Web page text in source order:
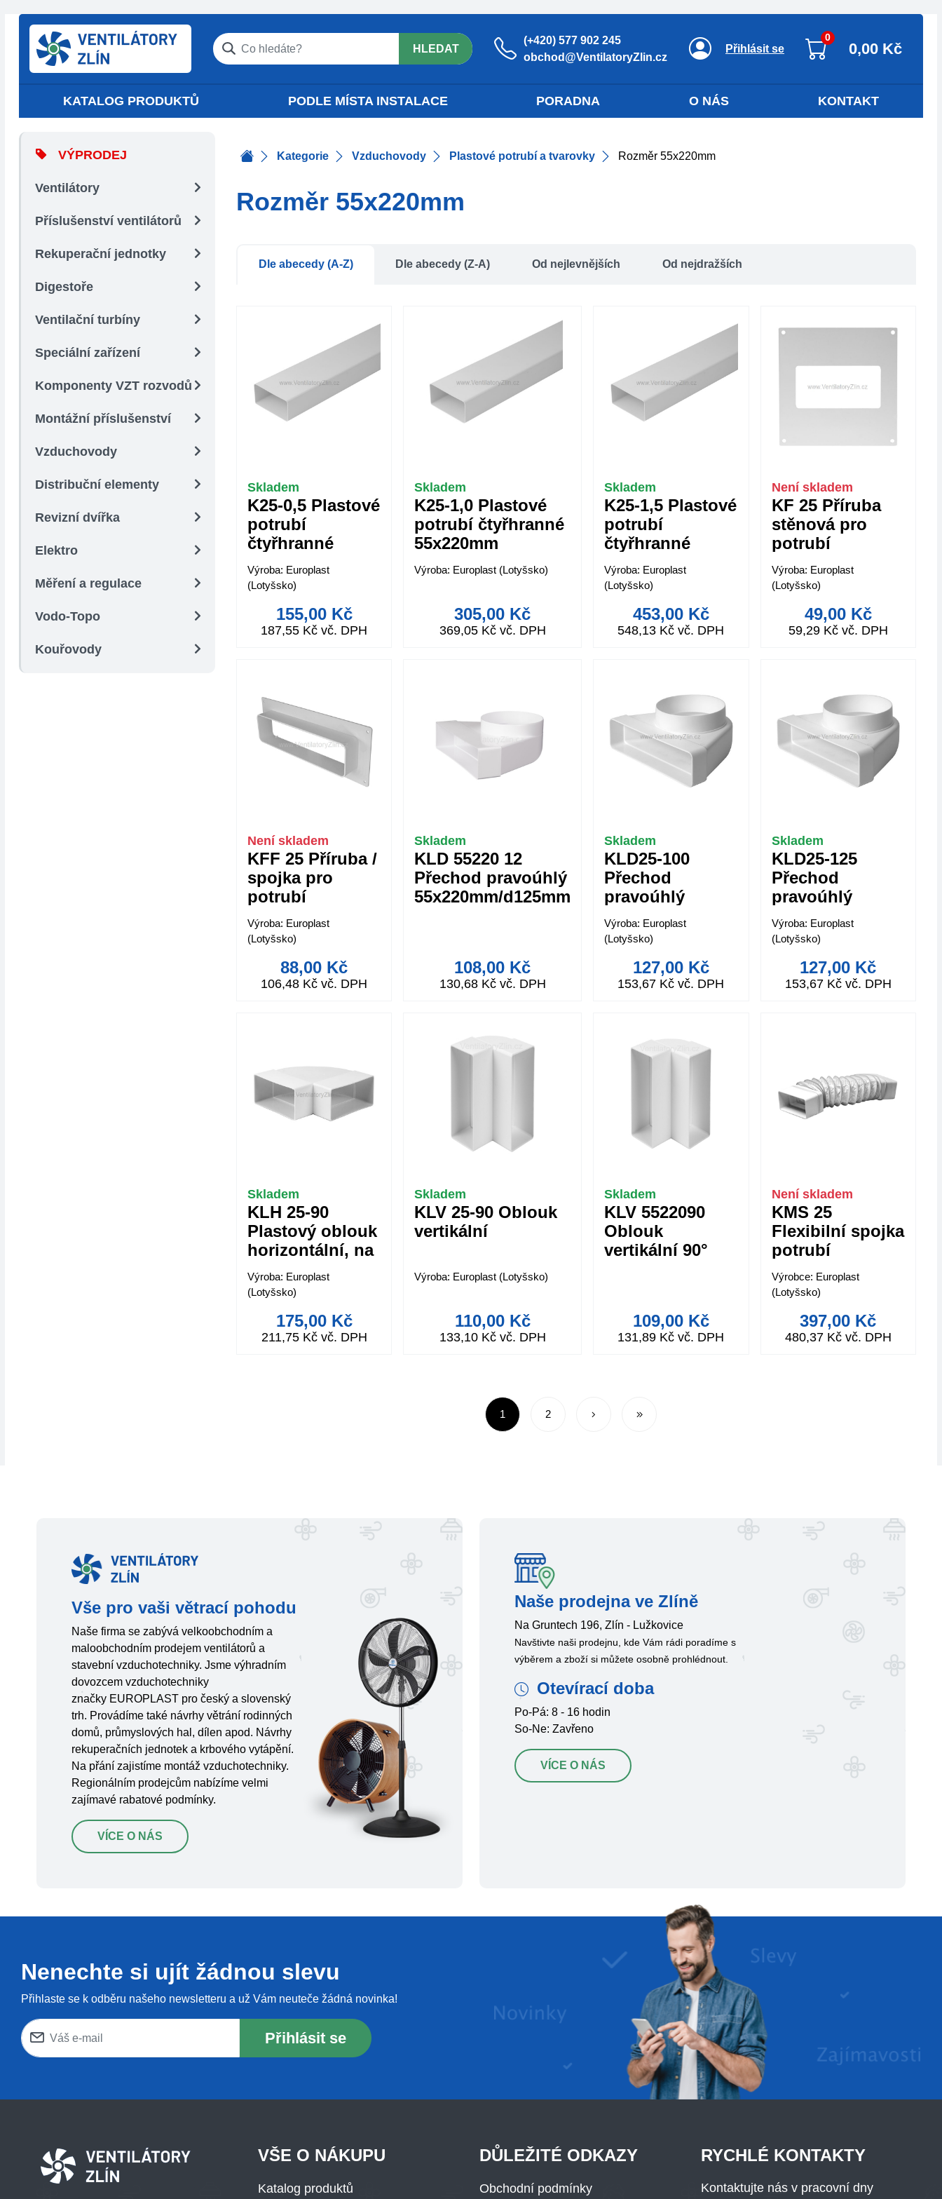
HLEDAT
(+420) 577 902 245
obchod@VentilatoryZlin.cz
Přihlásit se
0
0,00 Kč
KATALOG PRODUKTŮ PODLE MÍSTA INSTALACE PORADNA O NÁS KONTAKT
VÝPRODEJ
Ventilátory
Příslušenství ventilátorů
Rekuperační jednotky
Digestoře
Ventilační turbíny
Speciální zařízení
Komponenty VZT rozvodů
Montážní příslušenství
Vzduchovody
Distribuční elementy
Revizní dvířka
Elektro
Měření a regulace
Vodo-Topo
Kouřovody
Kategorie Vzduchovody Plastové potrubí a tvarovky Rozměr 55x220mm
Rozměr 55x220mm
Dle abecedy (A-Z) Dle abecedy (Z-A) Od nejlevnějších Od nejdražších
Skladem
K25-0,5 Plastové
potrubí
čtyřhranné
55x220mm
Výroba: Europlast
(Lotyšsko)
155,00 Kč
187,55 Kč vč. DPH
Skladem
K25-1,0 Plastové
potrubí čtyřhranné
55x220mm
Výroba: Europlast (Lotyšsko)
305,00 Kč
369,05 Kč vč. DPH
Skladem
K25-1,5 Plastové
potrubí
čtyřhranné
55x220mm
Výroba: Europlast
(Lotyšsko)
453,00 Kč
548,13 Kč vč. DPH
Není skladem
KF 25 Příruba
stěnová pro
potrubí
55x220mm
Výroba: Europlast
(Lotyšsko)
49,00 Kč
59,29 Kč vč. DPH
Není skladem
KFF 25 Příruba /
spojka pro
potrubí
55x220mm
Výroba: Europlast
(Lotyšsko)
88,00 Kč
106,48 Kč vč. DPH
Skladem
KLD 55220 12
Přechod pravoúhlý
55x220mm/d125mm
108,00 Kč
130,68 Kč vč. DPH
Skladem
KLD25-100
Přechod
pravoúhlý
Výroba: Europlast
(Lotyšsko)
127,00 Kč
153,67 Kč vč. DPH
Skladem
KLD25-125
Přechod
pravoúhlý
Výroba: Europlast
(Lotyšsko)
127,00 Kč
153,67 Kč vč. DPH
Skladem
KLH 25-90
Plastový oblouk
horizontální, na
potrubí
55x220mm
Výroba: Europlast
(Lotyšsko)
175,00 Kč
211,75 Kč vč. DPH
Skladem
KLV 25-90 Oblouk
vertikální
Výroba: Europlast (Lotyšsko)
110,00 Kč
133,10 Kč vč. DPH
Skladem
KLV 5522090
Oblouk
vertikální 90°
109,00 Kč
131,89 Kč vč. DPH
Není skladem
KMS 25
Flexibilní spojka
potrubí
55x220mm /
L=0,5m
Výrobce: Europlast
(Lotyšsko)
397,00 Kč
480,37 Kč vč. DPH
1 2
Vše pro vaši větrací pohodu
Naše firma se zabývá velkoobchodním a
maloobchodním prodejem ventilátorů a
stavební vzduchotechniky. Jsme výhradním
dovozcem vzduchotechniky
značky EUROPLAST pro český a slovenský
trh. Provádíme také návrhy větrání rodinných
domů, průmyslových hal, dílen apod. Návrhy
rekuperačních jednotek a krbového vytápění.
Na přání zajistíme montáž vzduchotechniky.
Regionálním prodejcům nabízíme velmi
zajímavé rabatové podmínky.
VÍCE O NÁS
Naše prodejna ve Zlíně
Na Gruntech 196, Zlín - Lužkovice
Navštivte naši prodejnu, kde Vám rádi poradíme s
výběrem a zboží si můžete osobně prohlédnout.
Otevírací doba
Po-Pá: 8 - 16 hodin
So-Ne: Zavřeno
VÍCE O NÁS
Nenechte si ujít žádnou slevu
Přihlaste se k odběru našeho newsletteru a už Vám neuteče žádná novinka!
Přihlásit se
VŠE O NÁKUPU
Katalog produktů
DŮLEŽITÉ ODKAZY
Obchodní podmínky
RYCHLÉ KONTAKTY
Kontaktujte nás v pracovní dny